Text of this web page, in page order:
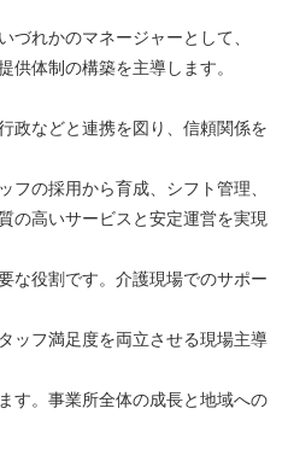
づれかのマネージャーとして、
供体制の構築を主導します。
政などと連携を図り、信頼関係を
フの採用から育成、シフト管理、
の高いサービスと安定運営を実現
な役割です。介護現場でのサポー
ッフ満足度を両立させる現場主導
す。事業所全体の成長と地域への